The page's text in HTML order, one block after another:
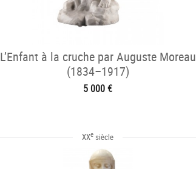
L’Enfant à la cruche par Auguste Moreau
(1834–1917)
5 000 €
XXe siècle